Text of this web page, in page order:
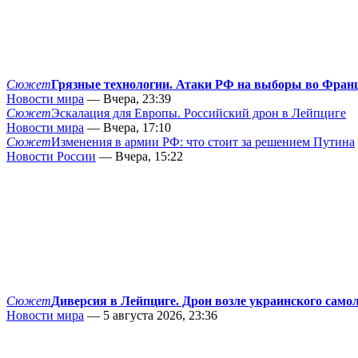
СюжетГрязные технологии. Атаки РФ на выборы во
Новости мира — Вчера, 23:39
СюжетЭскалация для Европы. Российский дрон в Лейпциге
Новости мира — Вчера, 17:10
СюжетИзменения в армии РФ: что стоит за решением Путина
Новости России — Вчера, 15:22
СюжетДиверсия в Лейпциге. Дрон возле украинского
Новости мира — 5 августа 2026, 23:36